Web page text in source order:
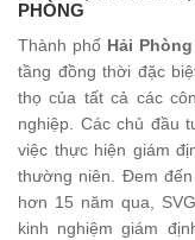
PHÒNG
Thành phố Hải Phòng
tầng đồng thời đặc
thọ của tất cả các
nghiệp. Các chủ đầu
việc thực hiện giám
thường niên. Đem
hơn 15 năm qua,
kinh nghiệm giám